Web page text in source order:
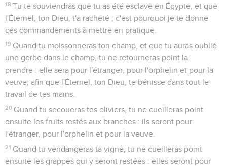
18 Tu te souviendras que tu as été esclave en Égypte, et que
l'Éternel, ton Dieu, t'a racheté ; c'est pourquoi je te donne
ces commandements à mettre en pratique.
19 Quand tu moissonneras ton champ, et que tu auras oublié
une gerbe dans le champ, tu ne retourneras point la
prendre : elle sera pour l'étranger, pour l'orphelin et pour la
veuve, afin que l'Éternel, ton Dieu, te bénisse dans tout le
travail de tes mains.
20 Quand tu secoueras tes oliviers, tu ne cueilleras point
ensuite les fruits restés aux branches : ils seront pour
l'étranger, pour l'orphelin et pour la veuve.
21 Quand tu vendangeras ta vigne, tu ne cueilleras point
ensuite les grappes qui y seront restées : elles seront pour